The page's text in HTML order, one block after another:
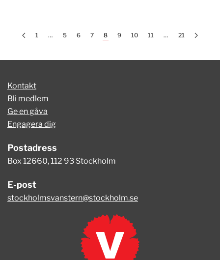
1 … 5 6 7 8 9 10 11 … 21
Kontakt
Bli medlem
Ge en gåva
Engagera dig
Postadress
Box 12660, 112 93 Stockholm
E-post
stockholmsvanstern@stockholm.se